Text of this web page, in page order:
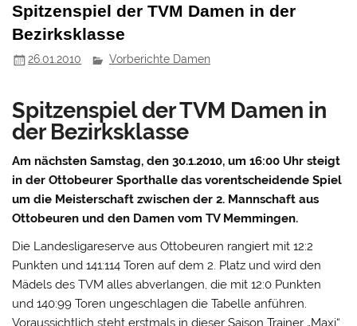
Spitzenspiel der TVM Damen in der
Bezirksklasse
26.01.2010 Vorberichte Damen
Spitzenspiel der TVM Damen in
der Bezirksklasse
Am nächsten Samstag, den 30.1.2010, um 16:00 Uhr steigt
in der Ottobeurer Sporthalle das vorentscheidende Spiel
um die Meisterschaft zwischen der 2. Mannschaft aus
Ottobeuren und den Damen vom TV Memmingen.
Die Landesligareserve aus Ottobeuren rangiert mit 12:2
Punkten und 141:114 Toren auf dem 2. Platz und wird den
Mädels des TVM alles abverlangen, die mit 12:0 Punkten
und 140:99 Toren ungeschlagen die Tabelle anführen.
Voraussichtlich steht erstmals in dieser Saison Trainer „Maxi“